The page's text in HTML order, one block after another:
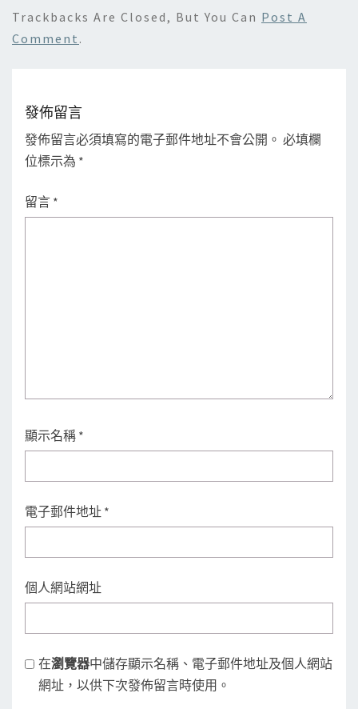
Trackbacks Are Closed, But You Can Post A
Comment .
發佈留言
發佈留言必須填寫的電子郵件地址不會公開。 必填欄
位標示為 *
留言 *
顯示名稱 *
電子郵件地址 *
個人網站網址
在瀏覽器中儲存顯示名稱、電子郵件地址及個人網站
網址，以供下次發佈留言時使用。